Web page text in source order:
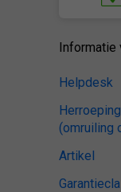
Informatie
Helpdesk
(omruiling
Artikel